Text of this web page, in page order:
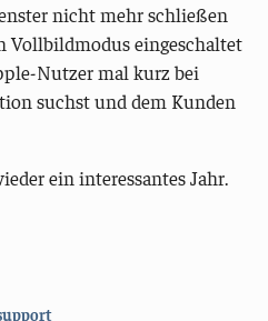
nicht mehr schließen
Vollbildmodus eingeschaltet
Nutzer mal kurz bei
suchst und dem Kunden
ein interessantes Jahr.